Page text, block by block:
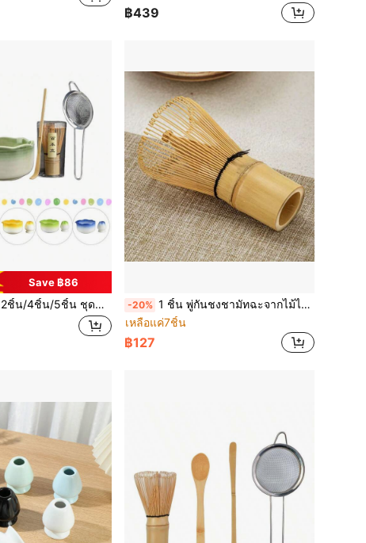
฿439
Save ฿86
2ชิ้น/4ชิ้น/5ชิ้น ชุดชามมัทฉะราชวงศ์ซ่ง, อุปกรณ์เตรียมมัทฉะ, ที่ตีมัทฉะ, ชามชาญี่ปุ่น, ไม้คน, ช้อนชา -20% 1 ชิ้น พู่กันชงชามัทฉะจากไม้ไผ่แท้ สำหรับฟองที่สมบูรณ์แบบ ใช้งานและทำความสะอาดได้ง่าย พู่กันชงชามัทฉะแบบดั้งเดิมของญี่ปุ่นที่ทำด้วยมือ สำหรับคนรักชาเขียว
เหลือแค่7ชิ้น
฿127